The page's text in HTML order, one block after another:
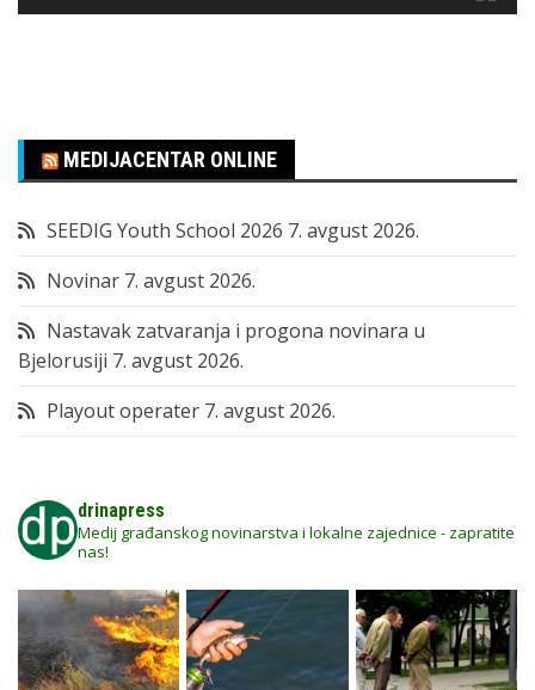
MEDIJACENTAR ONLINE
SEEDIG Youth School 2026 7. avgust 2026.
Novinar 7. avgust 2026.
Nastavak zatvaranja i progona novinara u
Bjelorusiji 7. avgust 2026.
Playout operater 7. avgust 2026.
drinapress
Medij građanskog novinarstva i lokalne zajednice - zapratite
nas!